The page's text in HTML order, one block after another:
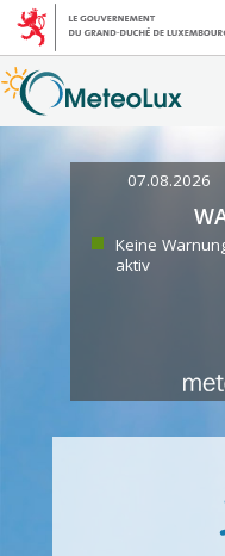
07.08.2026
Keine
aktiv